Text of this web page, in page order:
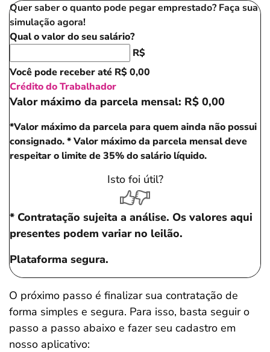
Quer saber o quanto pode pegar emprestado? Faça sua
simulação agora!
Qual o valor do seu salário?
R$
Você pode receber até R$ 0,00
Crédito do Trabalhador
Valor máximo da parcela mensal: R$ 0,00
*Valor máximo da parcela para quem ainda não possui
consignado.* Valor máximo da parcela mensal deve
respeitar o limite de 35% do salário líquido.
Isto foi útil?
* Contratação sujeita a análise. Os valores aqui
presentes podem variar no leilão.
Plataforma segura.
O próximo passo é finalizar sua contratação de
forma simples e segura. Para isso, basta seguir o
passo a passo abaixo e fazer seu cadastro em
nosso aplicativo: